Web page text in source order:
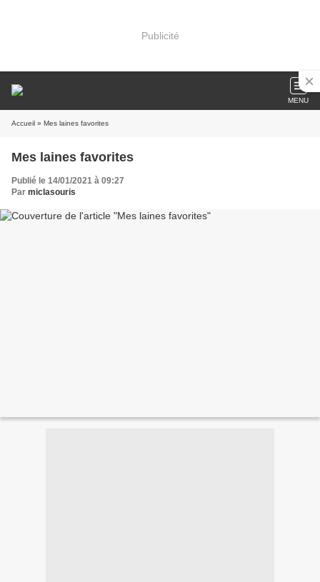
Publicité
MENU
Accueil » Mes laines favorites
Mes laines favorites
Publié le 14/01/2021 à 09:27
Par miclasouris